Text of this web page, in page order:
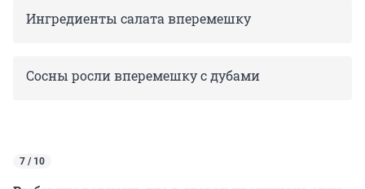
Ингредиенты салата вперемешку
Сосны росли вперемешку с дубами
7 / 10